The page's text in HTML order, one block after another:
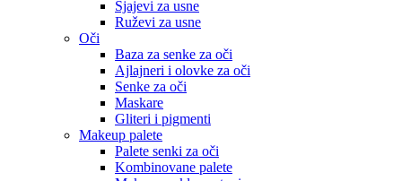
Sjajevi za usne
Ruževi za usne
Oči
Baza za senke za oči
Ajlajneri i olovke za oči
Senke za oči
Maskare
Gliteri i pigmenti
Makeup palete
Palete senki za oči
Kombinovane palete